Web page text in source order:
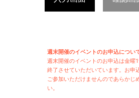
週末開催のイベントのお申込につい
週末開催のイベントのお申込は金曜
終了させていただいています。お申
ご参加いただけませんのであらかじ
い。